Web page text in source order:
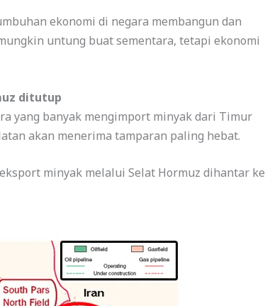
ekonomi di negara membangun dan
untung buat sementara, tetapi ekonomi
ditutup
yang banyak mengimport minyak dari Timur
akan menerima tamparan paling hebat.
minyak melalui Selat Hormuz dihantar ke